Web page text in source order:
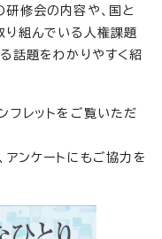
修会の内容や、国と
組んでいる人権課題
話題をわかりやすく紹
フレットをご覧いただ
アンケートにもご協力を